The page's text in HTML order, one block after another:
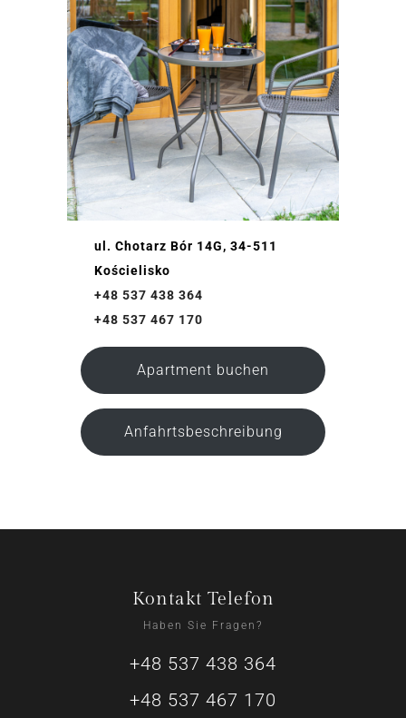
ul. Chotarz Bór 14G, 34-511
Kościelisko
+48 537 438 364
+48 537 467 170
Apartment buchen
Anfahrtsbeschreibung
Kontakt Telefon
Haben Sie Fragen?
+48 537 438 364
+48 537 467 170